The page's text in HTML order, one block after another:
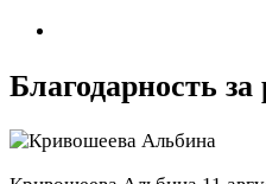
Благодарность за